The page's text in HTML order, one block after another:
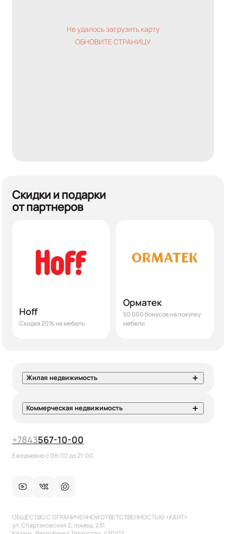
Не удалось загрузить карту
ОБНОВИТЕ СТРАНИЦУ
Скидки и подарки
от партнеров
Hoff
Скидка 20% на мебель
Орматек
50 000 бонусов на покупку
мебели
Жилая недвижимость
Коммерческая недвижимость
+7843567-10-00
Ежедневно с 08:00 до 21:00
ОБЩЕСТВО С ОГРАНИЧЕННОЙ ОТВЕТСТВЕННОСТЬЮ «КАНТ»
ул. Спартаковская 2, помещ. 231